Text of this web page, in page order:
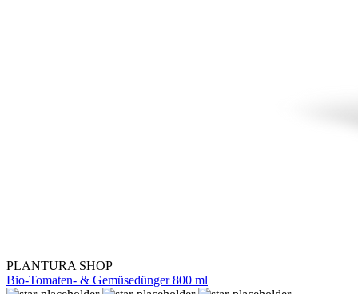
PLANTURA SHOP
Bio-Tomaten- & Gemüsedünger 800 ml